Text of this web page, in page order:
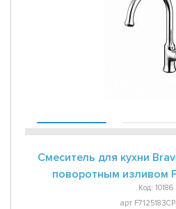
Смеситель для кухни
поворотным изливом
Код: 10186
арт